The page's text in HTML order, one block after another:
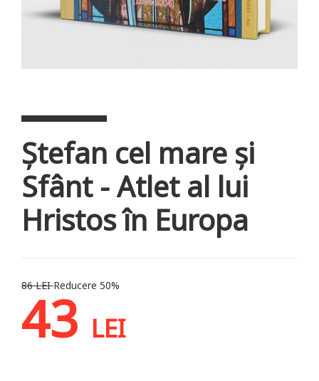
Ștefan cel mare și
Sfânt - Atlet al lui
Hristos în Europa
86 LEIReducere 50%
43 LEI